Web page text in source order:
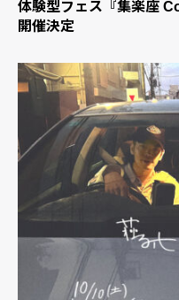
体験型フェス『集楽座
開催決定